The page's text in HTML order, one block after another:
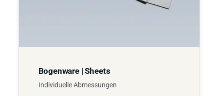
Bogenware | Sheets
Individuelle Abmessungen